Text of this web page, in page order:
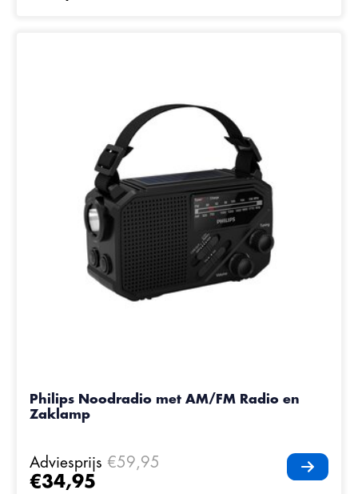
Philips Noodradio met AM/FM Radio en
Zaklamp
Adviesprijs €59,95
€34,95